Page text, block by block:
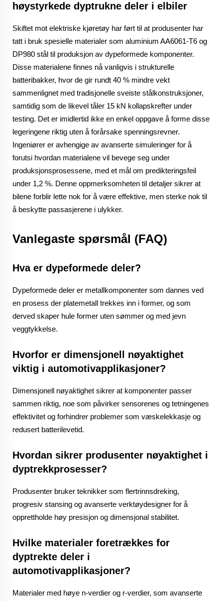
høystyrkede dyptrukne deler i elbiler
Skiftet mot elektriske kjøretøy har ført til at produsenter har
tatt i bruk spesielle materialer som aluminium AA6061-T6 og
DP980 stål til produksjon av dypeformede komponenter.
Disse materialene finnes nå vanligvis i strukturelle
batteribakker, hvor de gir rundt 40 % mindre vekt
sammenlignet med tradisjonelle sveiste stålkonstruksjoner,
samtidig som de likevel tåler 15 kN kollapskrefter under
testing. Det er imidlertid ikke en enkel oppgave å forme disse
legeringene riktig uten å forårsake spenningsrevner.
Ingeniører er avhengige av avanserte simuleringer for å
forutsi hvordan materialene vil bevege seg under
produksjonsprosessene, med et mål om predikteringsfeil
under 1,2 %. Denne oppmerksomheten til detaljer sikrer at
bilene forblir lette nok for å være effektive, men sterke nok til
å beskytte passasjerene i ulykker.
Vanlegaste spørsmål (FAQ)
Hva er dypeformede deler?
Dypeformede deler er metallkomponenter som dannes ved
en prosess der platemetall trekkes inn i former, og som
derved skaper hule former uten sømmer og med jevn
veggtykkelse.
Hvorfor er dimensjonell nøyaktighet
viktig i automotivapplikasjoner?
Dimensjonell nøyaktighet sikrer at komponenter passer
sammen riktig, noe som påvirker sensorenes og tetningenes
effektivitet og forhindrer problemer som væskelekkasje og
redusert batterilevetid.
Hvordan sikrer produsenter nøyaktighet i
dyptrekkprosesser?
Produsenter bruker teknikker som flertrinnsdreking,
progresiv stansing og avanserte verktøydesigner for å
opprettholde høy presisjon og dimensjonal stabilitet.
Hvilke materialer foretrækkes for
dyptrekte deler i
automotivapplikasjoner?
Materialer med høye n-verdier og r-verdier, som avanserte